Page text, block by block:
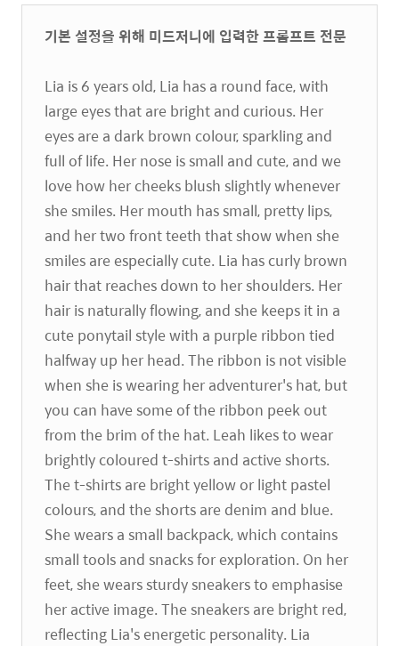
기본 설정을 위해 미드저니에 입력한 프롬프트 전문
Lia is 6 years old, Lia has a round face, with
large eyes that are bright and curious. Her
eyes are a dark brown colour, sparkling and
full of life. Her nose is small and cute, and we
love how her cheeks blush slightly whenever
she smiles. Her mouth has small, pretty lips,
and her two front teeth that show when she
smiles are especially cute. Lia has curly brown
hair that reaches down to her shoulders. Her
hair is naturally flowing, and she keeps it in a
cute ponytail style with a purple ribbon tied
halfway up her head. The ribbon is not visible
when she is wearing her adventurer's hat, but
you can have some of the ribbon peek out
from the brim of the hat. Leah likes to wear
brightly coloured t-shirts and active shorts.
The t-shirts are bright yellow or light pastel
colours, and the shorts are denim and blue.
She wears a small backpack, which contains
small tools and snacks for exploration. On her
feet, she wears sturdy sneakers to emphasise
her active image. The sneakers are bright red,
reflecting Lia's energetic personality. Lia